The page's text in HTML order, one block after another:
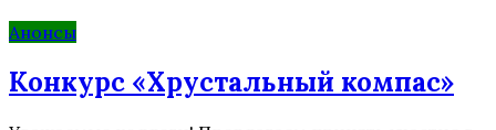
Анонсы
Конкурс «Хрустальный компас»